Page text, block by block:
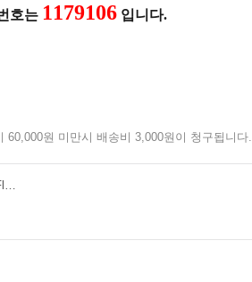
호는 1179106 입니다.
60,000원 미만시 배송비 3,000원이 청구됩니다.
[넥스툴]카이덱스 Sheath For Flagship Pro